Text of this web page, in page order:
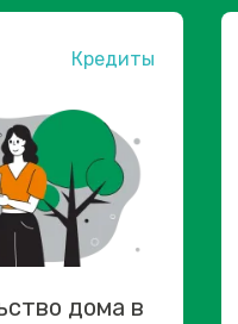
Кредиты
дома в